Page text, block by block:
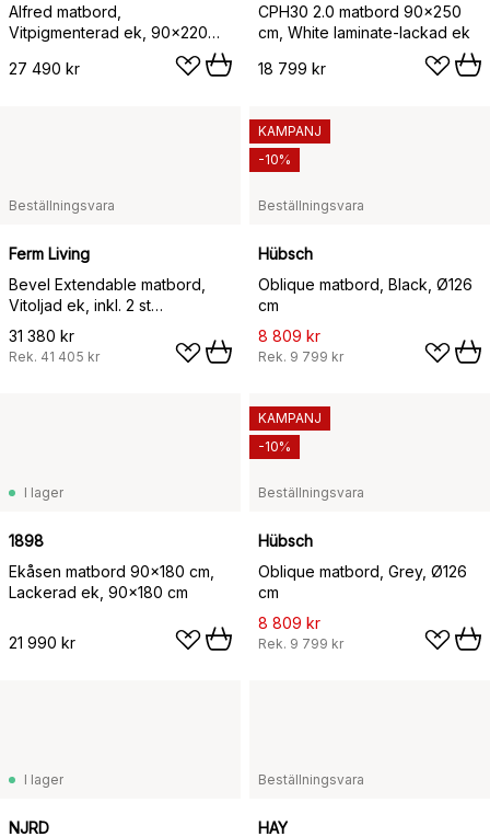
Alfred matbord,
Vitpigmenterad ek, 90x220
27 490 kr
CPH30 2.0 matbord 90x250
cm, White laminate-lackad ek
18 799 kr
Beställningsvara
Ferm Living
Bevel Extendable matbord,
Vitoljad ek, inkl. 2 st
iläggsskivor
31 380 kr
Rek. 41 405 kr
Beställningsvara
Hübsch
Oblique matbord, Black, Ø126
cm
8 809 kr
Rek. 9 799 kr
KAMPANJ
-10%
I lager
1898
Ekåsen matbord 90x180 cm,
Lackerad ek, 90x180 cm
21 990 kr
Beställningsvara
Hübsch
Oblique matbord, Grey, Ø126
cm
8 809 kr
Rek. 9 799 kr
KAMPANJ
-10%
I lager
NJRD
Beställningsvara
HAY